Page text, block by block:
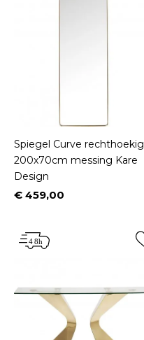
Spiegel Curve rechthoekig
200x70cm messing Kare
Design
Prijs
€ 459,00